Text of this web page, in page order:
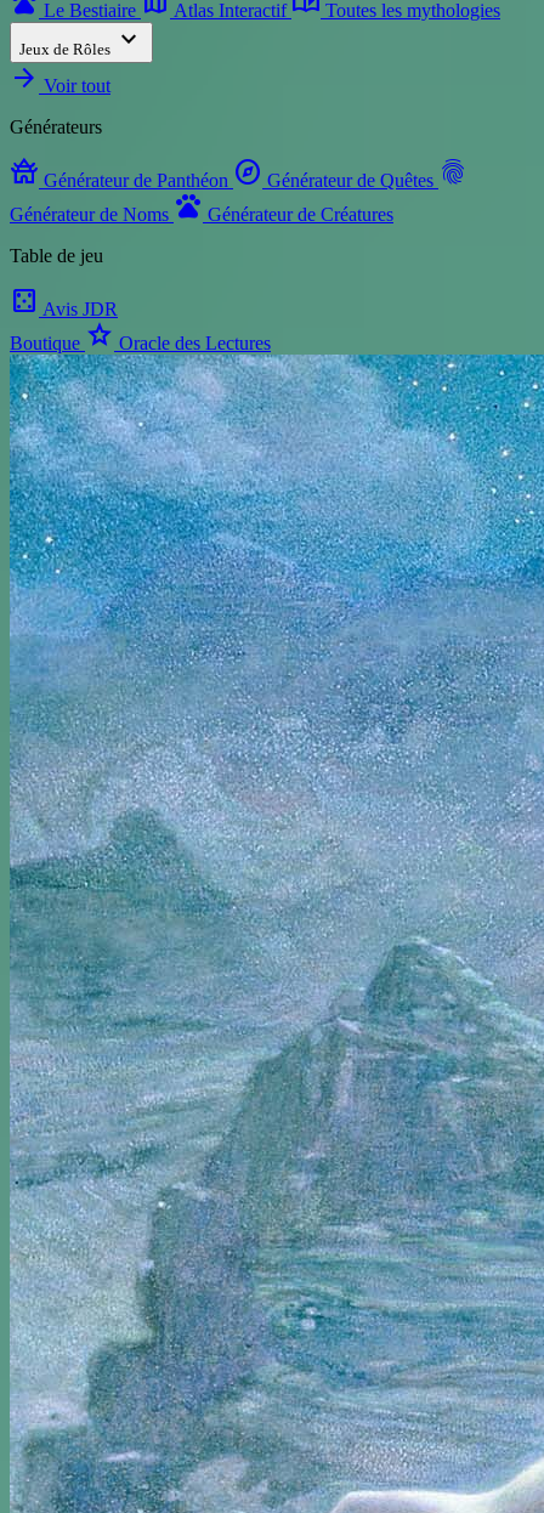
Le Bestiaire Atlas Interactif Toutes les mythologies
Jeux de Rôles expand_more
arrow_forward Voir tout
Générateurs
temple_buddhist Générateur de Panthéon explore Générateur de Quêtes fingerprint
Générateur de Noms pets Générateur de Créatures
Table de jeu
casino Avis JDR
Boutique star Oracle des Lectures